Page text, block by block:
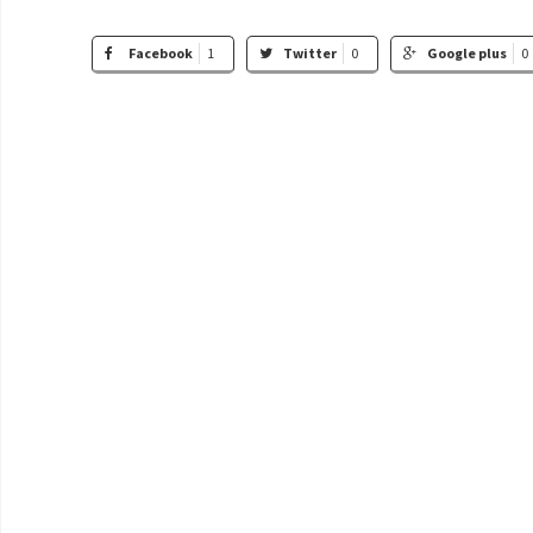
Facebook 1 Twitter 0 Google plus 0